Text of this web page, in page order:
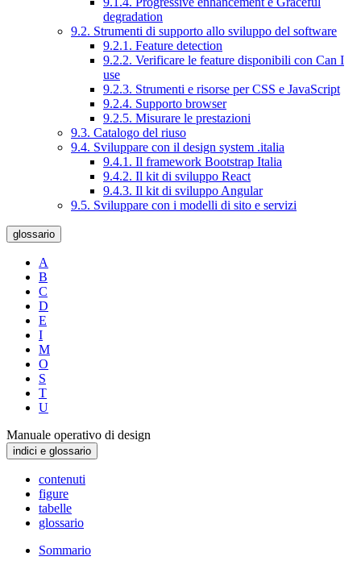
degradation
9.2. Strumenti di supporto allo sviluppo del software
9.2.1. Feature detection
9.2.2. Verificare le feature disponibili con Can I
use
9.2.3. Strumenti e risorse per CSS e JavaScript
9.2.4. Supporto browser
9.2.5. Misurare le prestazioni
9.3. Catalogo del riuso
9.4. Sviluppare con il design system .italia
9.4.1. Il framework Bootstrap Italia
9.4.2. Il kit di sviluppo React
9.4.3. Il kit di sviluppo Angular
9.5. Sviluppare con i modelli di sito e servizi
glossario
A
B
C
D
E
I
M
O
S
T
U
Manuale operativo di design
indici e glossario
contenuti
figure
tabelle
glossario
Sommario